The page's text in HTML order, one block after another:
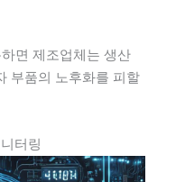
면 제조업체는 생산
부품의 노후화를 피할
터링